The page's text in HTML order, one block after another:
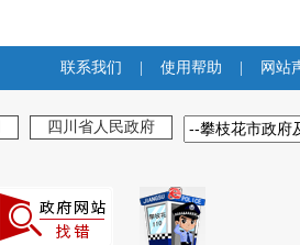
联系我们 使用帮助 网站
四川省人民政府